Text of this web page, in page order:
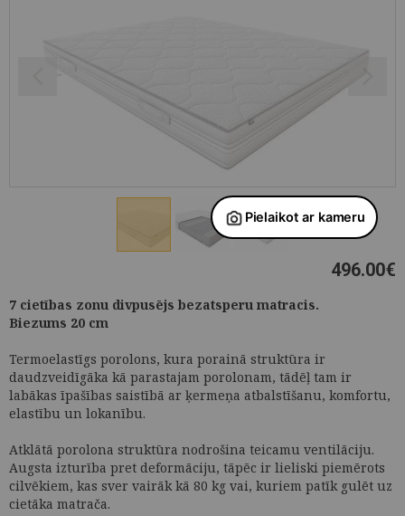
496.00€
7 cietības zonu divpusējs bezatsperu matracis.
Biezums 20 cm
Termoelastīgs porolons, kura porainā struktūra ir
daudzveidīgāka kā parastajam porolonam, tādēļ tam ir
labākas īpašības saistībā ar ķermeņa atbalstīšanu, komfortu,
elastību un lokanību.
Atklātā porolona struktūra nodrošina teicamu ventilāciju.
Augsta izturība pret deformāciju, tāpēc ir lieliski piemērots
cilvēkiem, kas sver vairāk kā 80 kg vai, kuriem patīk gulēt uz
cietāka matrača.